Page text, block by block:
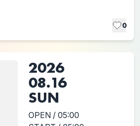
0
2026
08.16
SUN
OPEN / 05:00